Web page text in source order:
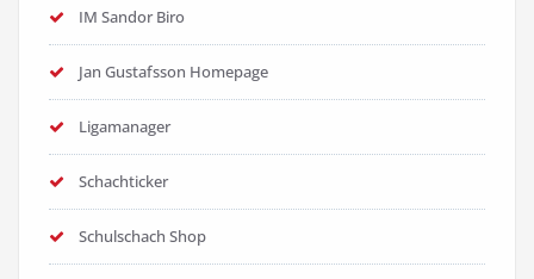
IM Sandor Biro
Jan Gustafsson Homepage
Ligamanager
Schachticker
Schulschach Shop